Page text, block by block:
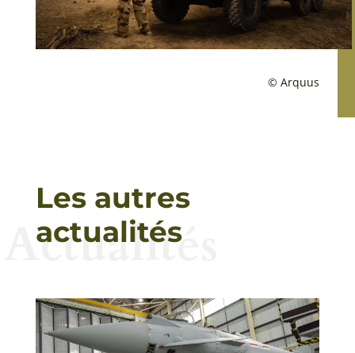
© Arquus
Les autres
actualités
Actualités